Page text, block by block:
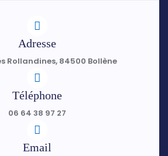
Adresse
Rollandines, 84500 Bollène
Téléphone
06 64 38 97 27
Email